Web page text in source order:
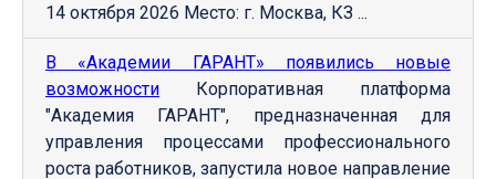
14 октября 2026 Место: г. Москва, КЗ ...
В «Академии ГАРАНТ» появились новые
возможности Корпоративная платформа
"Академия ГАРАНТ", предназначенная для
управления процессами профессионального
роста работников, запустила новое направление